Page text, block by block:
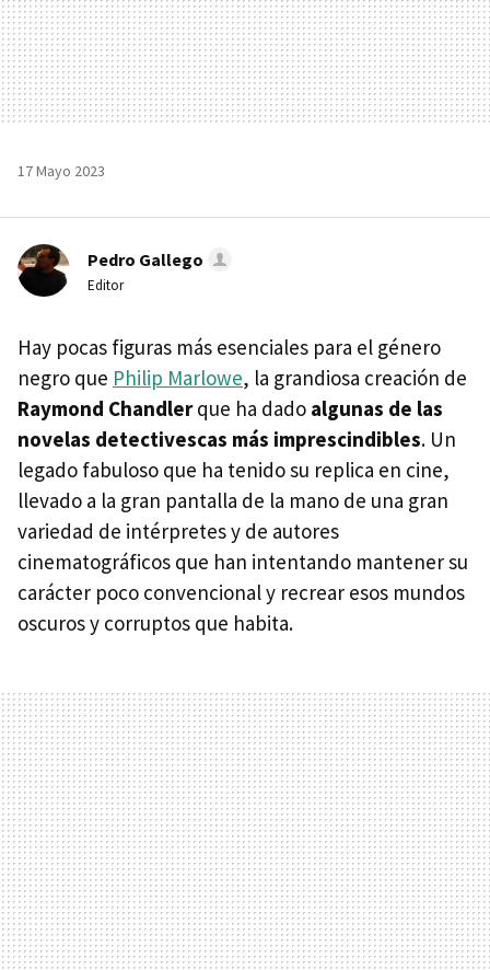
17 Mayo 2023
Pedro Gallego
Editor
Hay pocas figuras más esenciales para el género
negro que Philip Marlowe, la grandiosa creación de
Raymond Chandlerque ha dado algunas de las
novelas detectivescas más imprescindibles. Un
legado fabuloso que ha tenido su replica en cine,
llevado a la gran pantalla de la mano de una gran
variedad de intérpretes y de autores
cinematográficos que han intentando mantener su
carácter poco convencional y recrear esos mundos
oscuros y corruptos que habita.